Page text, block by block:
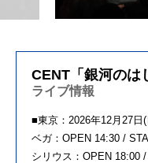
CENT「銀河のは
ライブ情報
■東京：2026年12月27
ベガ：OPEN 14:30 /
シリウス：OPEN 18:00